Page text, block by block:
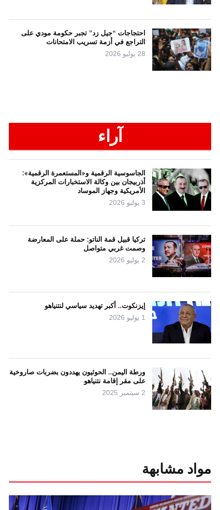
احتجاجات “جيل زد” تجبر حكومة مودي على
التراجع في أزمة تسريب الامتحانات
28 يوليو 2026
آراء
الجاسوسية الرقمية و«المستعمرة الرقمية»:
أذربيجان بين وكالة الاستخبارات المركزية
الأمريكية وجهاز الموساد
3 يوليو 2026
تركيا قبيل قمة الناتو: حملة على المعارضة
وصمت غربي متواصل
2 يوليو 2026
إيزنكوت.. أكبر تهديد سياسي لنتنياهو
1 يوليو 2026
ورطة اليمن.. الحوثيون يهددون بضربات صاروخية
على مقر إقامة نتنياهو
2 سبتمبر 2025
مواد مشابهة